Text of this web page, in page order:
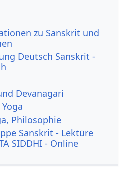
zu Sanskrit und
Deutsch Sanskrit -
Devanagari
Philosophie
Sanskrit - Lektüre
SIDDHI - Online